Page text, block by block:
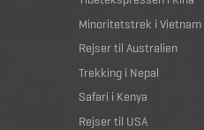
Minoritetstrek i Vietnam
Rejser til Australien
Trekking i Nepal
Safari i Kenya
Rejser til USA